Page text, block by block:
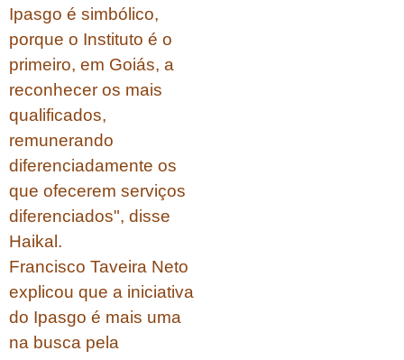
Ipasgo é simbólico,
porque o Instituto é o
primeiro, em Goiás, a
reconhecer os mais
qualificados,
remunerando
diferenciadamente os
que ofecerem serviços
diferenciados", disse
Haikal.
Francisco Taveira Neto
explicou que a iniciativa
do Ipasgo é mais uma
na busca pela